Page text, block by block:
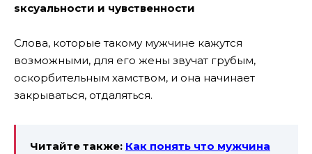
sксуальности и чувственности
Слова, которые такому мужчине кажутся
возможными, для его жены звучат грубым,
оскорбительным хамством, и она начинает
закрываться, отдаляться.
Читайте также: Как понять что мужчина